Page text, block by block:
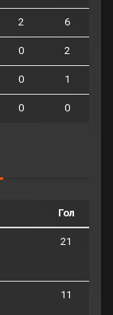
2 6
0 2
0 1
0 0
Гол
21
11